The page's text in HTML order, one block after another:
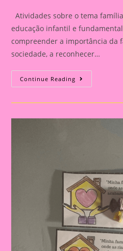
Atividades sobre o tema
educação infantil e
compreender a importância da
sociedade, a reconhecer…
Continue Reading Atividade
Com
Tema